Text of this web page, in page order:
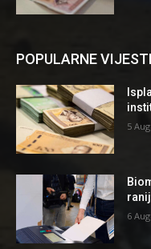
POPULARNE VIJESTI
5
6